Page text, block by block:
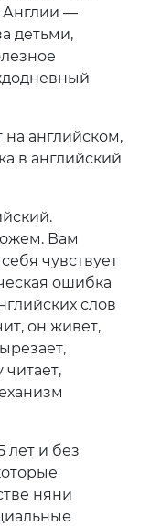
Англии —
детьми,
английском,
в английский
Вам
чувствует
ошибка
слов
он живет,
читает,
лет и без
няни